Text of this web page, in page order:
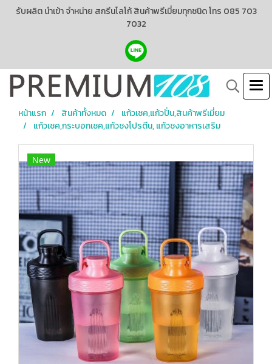
รับผลิต นำเข้า จำหน่าย สกรีนโลโก้ สินค้าพรีเมี่ยมทุกชนิด โทร 085 703
7032
หน้าแรก สินค้าทั้งหมด
แก้วเชค,แก้วปั่น,สินค้าพรีเมี่ยม
แก้วเชค,กระบอกเชค,แก้วชงโปรตีน, แก้วชงอาหารเสริม
New